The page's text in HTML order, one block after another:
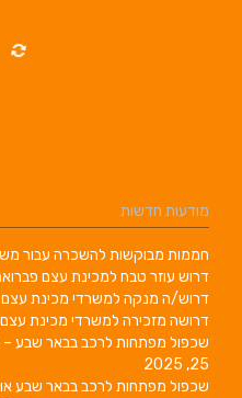
מודעות חדשות
חממות מבוקשות להשכרה עבור
דרוש עוזר טבח למכינת עצם פברואר 11,
דרוש/ה מנקה למשרדי מכינת עצם
דרושה מזכירה למשרדי מכינת עצם
שכפול מפתחות לרכב בבאר שבע –
25, 2025
שכפול מפתחות לרכב בבאר שבע